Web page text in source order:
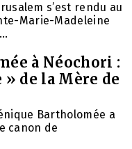
s’est rendu au
Marie-Madeleine
à Néochori :
de la Mère de
Bartholomée a
canon de